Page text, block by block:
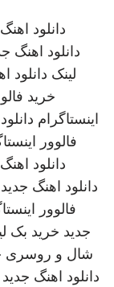
دانلود
دانلود اهنگ
لینک دانلود
خرید
اینستاگرام
فالوور
دانلود
دانلود اهنگ جدید
فالوور
جدید خرید بک
شال و روسری
دانلود اهنگ جدید